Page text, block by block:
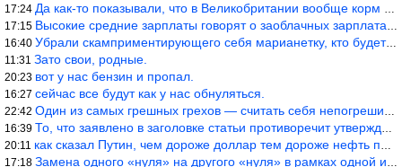
17:24 Да как-то показывали, что в Великобритании вообще корм для живот
17:15 Высокие средние зарплаты говорят о заоблачных зарплатах определё
16:40 Убрали скамприментирующего себя марианетку, кто будет следующим…
11:31 Зато свои, родные.
20:23 вот у нас бензин и пропал.
16:27 сейчас все будут как у нас обнуляться.
22:42 Один из самых грешных грехов — считать себя непогрешимым.
16:39 То, что заявлено в заголовке статьи противоречит утверждению &qu
20:11 как сказал Путин, чем дороже доллар тем дороже нефть продадим.
17:18 Замена одного «нуля» на другого «нуля» в рамках одной и той же с